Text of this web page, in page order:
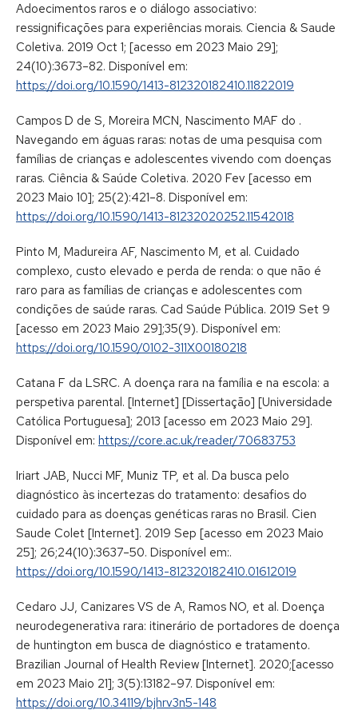
Adoecimentos raros e o diálogo associativo:
ressignificações para experiências morais. Ciencia & Saude
Coletiva. 2019 Oct 1; [acesso em 2023 Maio 29];
24(10):3673–82. Disponível em:
https://doi.org/10.1590/1413-812320182410.11822019
Campos D de S, Moreira MCN, Nascimento MAF do .
Navegando em águas raras: notas de uma pesquisa com
famílias de crianças e adolescentes vivendo com doenças
raras. Ciência & Saúde Coletiva. 2020 Fev [acesso em
2023 Maio 10]; 25(2):421–8. Disponível em:
https://doi.org/10.1590/1413-81232020252.11542018
Pinto M, Madureira AF, Nascimento M, et al. Cuidado
complexo, custo elevado e perda de renda: o que não é
raro para as famílias de crianças e adolescentes com
condições de saúde raras. Cad Saúde Pública. 2019 Set 9
[acesso em 2023 Maio 29];35(9). Disponível em:
https://doi.org/10.1590/0102-311X00180218
Catana F da LSRC. A doença rara na família e na escola: a
perspetiva parental. [Internet] [Dissertação] [Universidade
Católica Portuguesa]; 2013 [acesso em 2023 Maio 29].
Disponível em: https://core.ac.uk/reader/70683753
Iriart JAB, Nucci MF, Muniz TP, et al. Da busca pelo
diagnóstico às incertezas do tratamento: desafios do
cuidado para as doenças genéticas raras no Brasil. Cien
Saude Colet [Internet]. 2019 Sep [acesso em 2023 Maio
25]; 26;24(10):3637–50. Disponível em:.
https://doi.org/10.1590/1413-812320182410.01612019
Cedaro JJ, Canizares VS de A, Ramos NO, et al. Doença
neurodegenerativa rara: itinerário de portadores de doença
de huntington em busca de diagnóstico e tratamento.
Brazilian Journal of Health Review [Internet]. 2020;[acesso
em 2023 Maio 21]; 3(5):13182–97. Disponível em:
https://doi.org/10.34119/bjhrv3n5-148